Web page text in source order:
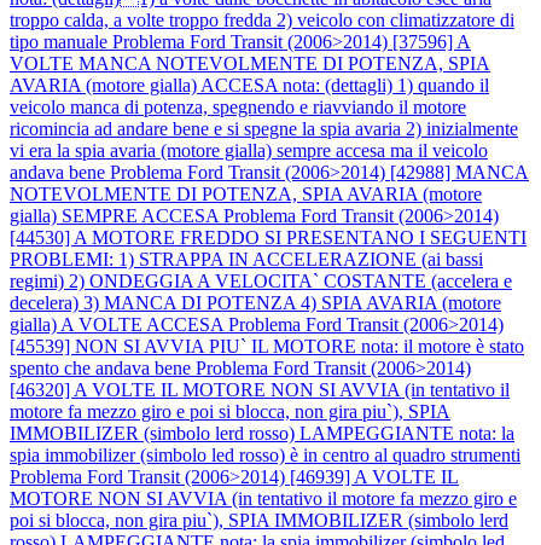
troppo calda, a volte troppo fredda 2) veicolo con climatizzatore di
tipo manuale Problema Ford Transit (2006>2014) [37596] A
VOLTE MANCA NOTEVOLMENTE DI POTENZA, SPIA
AVARIA (motore gialla) ACCESA nota: (dettagli) 1) quando il
veicolo manca di potenza, spegnendo e riavviando il motore
ricomincia ad andare bene e si spegne la spia avaria 2) inizialmente
vi era la spia avaria (motore gialla) sempre accesa ma il veicolo
andava bene Problema Ford Transit (2006>2014) [42988] MANCA
NOTEVOLMENTE DI POTENZA, SPIA AVARIA (motore
gialla) SEMPRE ACCESA Problema Ford Transit (2006>2014)
[44530] A MOTORE FREDDO SI PRESENTANO I SEGUENTI
PROBLEMI: 1) STRAPPA IN ACCELERAZIONE (ai bassi
regimi) 2) ONDEGGIA A VELOCITA` COSTANTE (accelera e
decelera) 3) MANCA DI POTENZA 4) SPIA AVARIA (motore
gialla) A VOLTE ACCESA Problema Ford Transit (2006>2014)
[45539] NON SI AVVIA PIU` IL MOTORE nota: il motore è stato
spento che andava bene Problema Ford Transit (2006>2014)
[46320] A VOLTE IL MOTORE NON SI AVVIA (in tentativo il
motore fa mezzo giro e poi si blocca, non gira piu`), SPIA
IMMOBILIZER (simbolo lerd rosso) LAMPEGGIANTE nota: la
spia immobilizer (simbolo led rosso) è in centro al quadro strumenti
Problema Ford Transit (2006>2014) [46939] A VOLTE IL
MOTORE NON SI AVVIA (in tentativo il motore fa mezzo giro e
poi si blocca, non gira piu`), SPIA IMMOBILIZER (simbolo lerd